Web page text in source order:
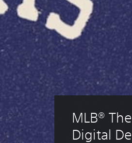
MLB®
Digital